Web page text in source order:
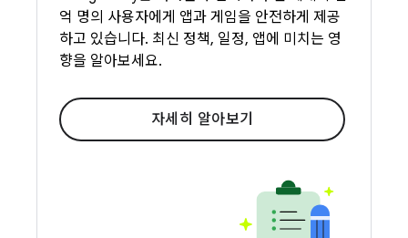
억 명의 사용자에게 앱과 게임을 안전하게 제공
하고 있습니다. 최신 정책, 일정, 앱에 미치는 영
향을 알아보세요.
자세히 알아보기